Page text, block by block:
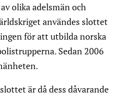
olika adelsmän och
användes slottet
för att utbilda norska
Sedan 2006
är då dess dåvarande